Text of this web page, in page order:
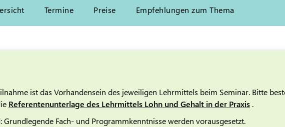
Termine Preise Empfehlungen zum Thema
ist das Vorhandensein des jeweiligen Lehrmittels beim Seminar. Bitte
Referentenunterlage des Lehrmittels Lohn und Gehalt in der Praxis .
Fach- und Programmkenntnisse werden vorausgesetzt.